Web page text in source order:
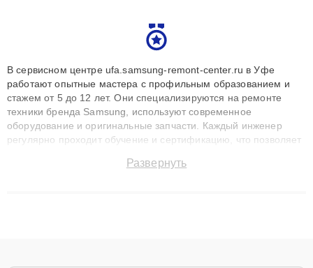
В сервисном центре ufa.samsung-remont-center.ru в Уфе
работают опытные мастера с профильным образованием и
стажем от 5 до 12 лет. Они специализируются на ремонте
техники бренда Samsung, используют современное
оборудование и оригинальные запчасти. Каждый инженер
регулярно проходит обучение и сертификацию, что позволяет
технику с сохранением гарантии до 3 лет. Наши мастера
Развернуть